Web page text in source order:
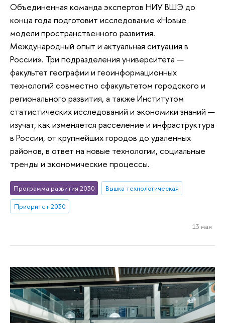
Объединенная команда экспертов НИУ ВШЭ до
конца года подготовит исследование «Новые
модели пространственного развития.
Международный опыт и актуальная ситуация в
России». Три подразделения университета —
факультет географии и геоинформационных
технологий совместно сфакультетом городского и
регионального развития, а также Институтом
статистических исследований и экономики знаний —
изучат, как изменяется расселение и инфраструктура
в России, от крупнейших городов до удаленных
районов, в ответ на новые технологии, социальные
тренды и экономические процессы.
Программа развития 2030
Вышка технологическая
Приоритет 2030
13 мая